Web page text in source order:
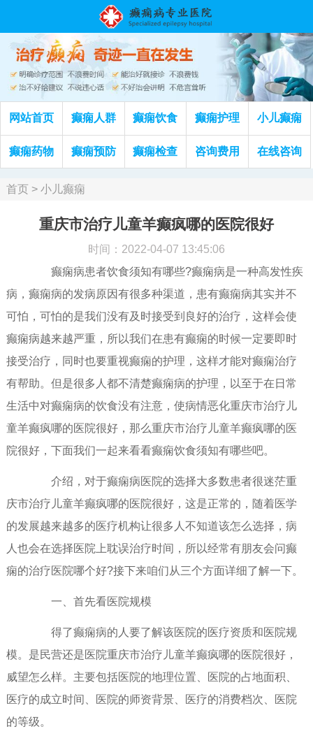
网站首页 癫痫人群 癫痫饮食 癫痫护理 小儿癫痫
癫痫药物 癫痫预防 癫痫检查 咨询费用 在线咨询
首页> 小儿癫痫
重庆市治疗儿童羊癫疯哪的医院很好
时间：2022-04-07 13:45:06
癫痫病患者饮食须知有哪些?癫痫病是一种高发性疾
病，癫痫病的发病原因有很多种渠道，患有癫痫病其实并不
可怕，可怕的是我们没有及时接受到良好的治疗，这样会使
癫痫病越来越严重，所以我们在患有癫痫的时候一定要即时
接受治疗，同时也要重视癫痫的护理，这样才能对癫痫治疗
有帮助。但是很多人都不清楚癫痫病的护理，以至于在日常
生活中对癫痫病的饮食没有注意，使病情恶化重庆市治疗儿
童羊癫疯哪的医院很好，那么重庆市治疗儿童羊癫疯哪的医
院很好，下面我们一起来看看癫痫饮食须知有哪些吧。
介绍，对于癫痫病医院的选择大多数患者很迷茫重
庆市治疗儿童羊癫疯哪的医院很好，这是正常的，随着医学
的发展越来越多的医疗机构让很多人不知道该怎么选择，病
人也会在选择医院上耽误治疗时间，所以经常有朋友会问癫
痫的治疗医院哪个好?接下来咱们从三个方面详细了解一下。
一、首先看医院规模
得了癫痫病的人要了解该医院的医疗资质和医院规
模。是民营还是医院重庆市治疗儿童羊癫疯哪的医院很好，
威望怎么样。主要包括医院的地理位置、医院的占地面积、
医疗的成立时间、医院的师资背景、医疗的消费档次、医院
的等级。